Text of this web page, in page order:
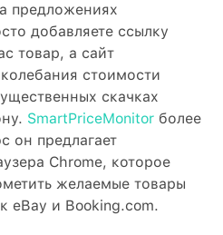
предложениях
добавляете ссылку
товар, а сайт
стоимости
скачках
SmartPriceMonitor более
он предлагает
Chrome, которое
желаемые товары
eBay и Booking.com.